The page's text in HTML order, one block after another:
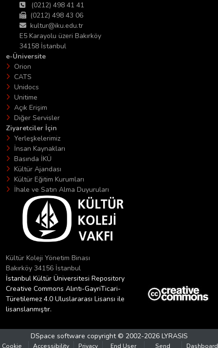
(0212) 498 41 41
(0212) 498 43 06
kultur@iku.edu.tr
E5 Karayolu üzeri Bakırköy
34158 İstanbul
e-Üniversite
Orion
CATS
Unidocs
Unitime
Açık Erişim
Diğer Servisler
Ziyaretciler İçin
Yerleşkelerimiz
İnsan Kaynakları
Basında İKÜ
Kültür Ajandası
Kültür Eğitim Kurumları
İhale ve Satın Alma Duyuruları
Kültür Koleji Yönetim Binası
Bakırköy 34156 İstanbul
İstanbul Kültür Üniversitesi Repository
Creative Commons Alıntı-GayriTicari-
Türetilemez 4.0 Uluslararası Lisansı ile
lisanslanmıştır.
DSpace software copyright © 2002-2026 LYRASIS
Cookie Accessibility Privacy End User Send Dashboard